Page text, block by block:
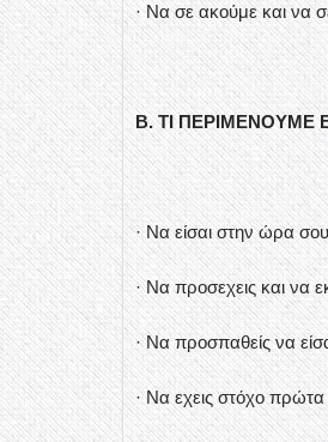
· Να σε ακούμε και να
B. ΤΙ ΠΕΡΙΜΕΝΟΥΜΕ
· Να είσαι στην ώρα
· Να προσεχεις και να
· Να προσπαθείς να
· Να εχεις στόχο